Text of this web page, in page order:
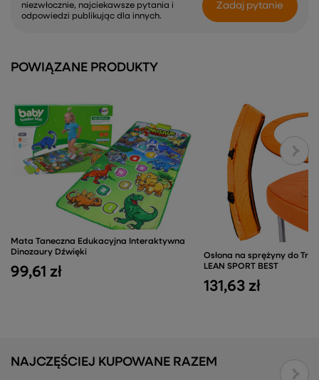
niezwłocznie, najciekawsze pytania i
odpowiedzi publikując dla innych.
Zadaj pytanie
POWIĄZANE PRODUKTY
Mata Taneczna Edukacyjna Interaktywna
Dinozaury Dźwięki
99,61 zł
Osłona na sprężyny do
LEAN SPORT BEST
131,63 zł
NAJCZĘŚCIEJ KUPOWANE RAZEM